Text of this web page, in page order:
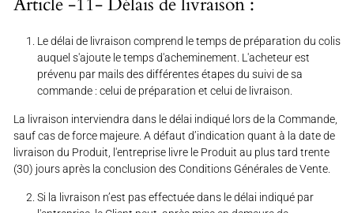
Le délai de livraison comprend le temps de préparation du colis
auquel s'ajoute le temps d'acheminement. L'acheteur est
prévenu par mails des différentes étapes du suivi de sa
commande : celui de préparation et celui de livraison.
La livraison interviendra dans le délai indiqué lors de la Commande,
sauf cas de force majeure. A défaut d’indication quant à la date de
livraison du Produit, l'entreprise livre le Produit au plus tard trente
(30) jours après la conclusion des Conditions Générales de Vente.
Si la livraison n’est pas effectuée dans le délai indiqué par